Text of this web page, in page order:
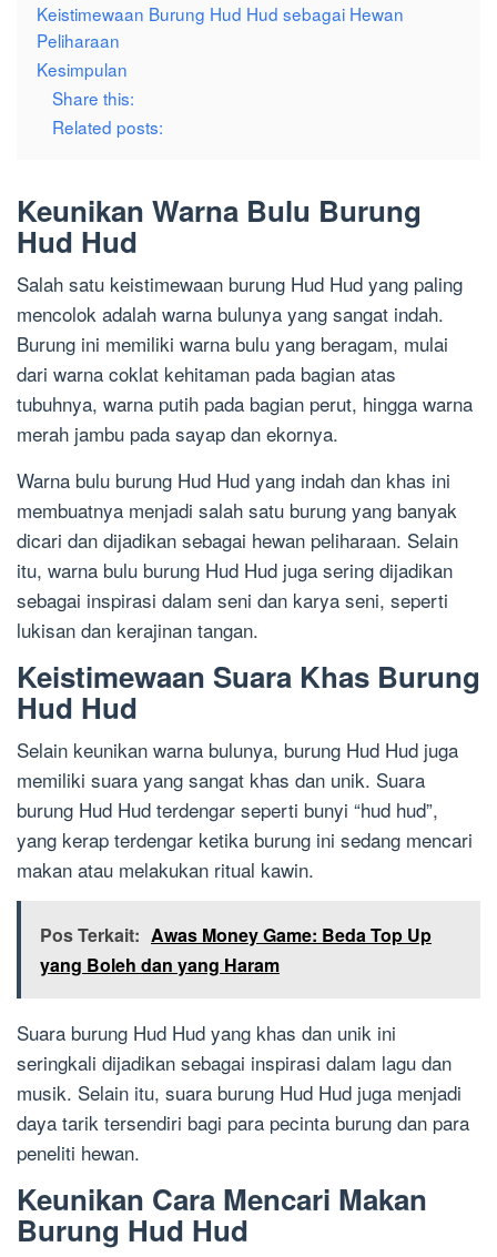
Keistimewaan Burung Hud Hud sebagai Hewan
Peliharaan
Kesimpulan
Share this:
Related posts:
Keunikan Warna Bulu Burung
Hud Hud
Salah satu keistimewaan burung Hud Hud yang paling
mencolok adalah warna bulunya yang sangat indah.
Burung ini memiliki warna bulu yang beragam, mulai
dari warna coklat kehitaman pada bagian atas
tubuhnya, warna putih pada bagian perut, hingga warna
merah jambu pada sayap dan ekornya.
Warna bulu burung Hud Hud yang indah dan khas ini
membuatnya menjadi salah satu burung yang banyak
dicari dan dijadikan sebagai hewan peliharaan. Selain
itu, warna bulu burung Hud Hud juga sering dijadikan
sebagai inspirasi dalam seni dan karya seni, seperti
lukisan dan kerajinan tangan.
Keistimewaan Suara Khas Burung
Hud Hud
Selain keunikan warna bulunya, burung Hud Hud juga
memiliki suara yang sangat khas dan unik. Suara
burung Hud Hud terdengar seperti bunyi “hud hud”,
yang kerap terdengar ketika burung ini sedang mencari
makan atau melakukan ritual kawin.
Pos Terkait: Awas Money Game: Beda Top Up
yang Boleh dan yang Haram
Suara burung Hud Hud yang khas dan unik ini
seringkali dijadikan sebagai inspirasi dalam lagu dan
musik. Selain itu, suara burung Hud Hud juga menjadi
daya tarik tersendiri bagi para pecinta burung dan para
peneliti hewan.
Keunikan Cara Mencari Makan
Burung Hud Hud